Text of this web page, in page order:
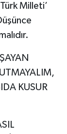
Milleti’
KUSUR